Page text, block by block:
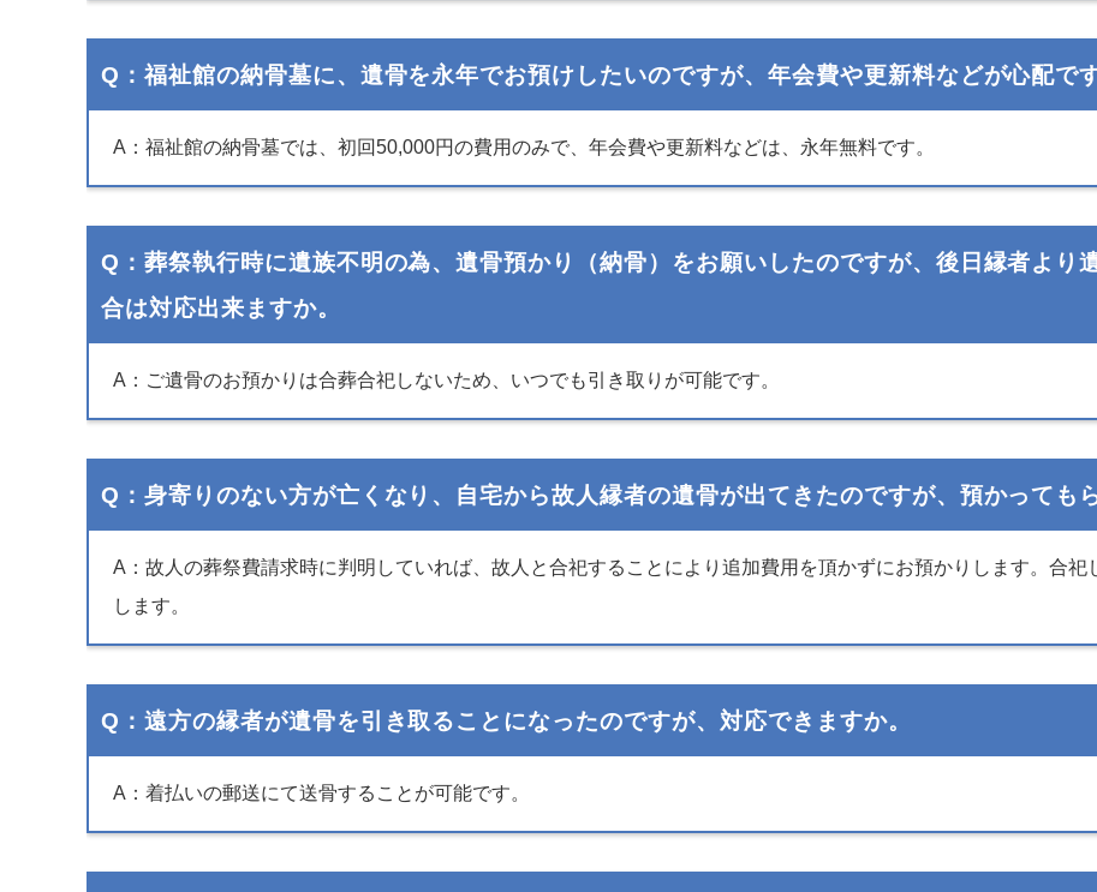
Q：福祉館の納骨墓に、遺骨を永年でお預けしたいのですが、年会費や更新料などが心配です
A：福祉館の納骨墓では、初回50,000円の費用のみで、年会費や更新料などは、永年無料です。
Q：葬祭執行時に遺族不明の為、遺骨預かり（納骨）をお願いしたのですが、後日縁者より
合は対応出来ますか。
A：ご遺骨のお預かりは合葬合祀しないため、いつでも引き取りが可能です。
Q：身寄りのない方が亡くなり、自宅から故人縁者の遺骨が出てきたのですが、預かっても
A：故人の葬祭費請求時に判明していれば、故人と合祀することにより追加費用を頂かずにお預かりします。合祀
します。
Q：遠方の縁者が遺骨を引き取ることになったのですが、対応できますか。
A：着払いの郵送にて送骨することが可能です。